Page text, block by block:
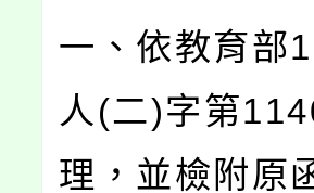
一、依教育部
人(二)字第
理，並檢附原